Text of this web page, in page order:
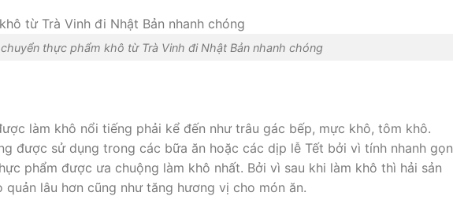
chuyển thực phẩm khô từ Trà Vinh đi Nhật Bản nhanh chóng
làm khô nổi tiếng phải kể đến như trâu gác bếp, mực khô, tôm khô.
được sử dụng trong các bữa ăn hoặc các dịp lễ Tết bởi vì tính nhanh gọn
phẩm được ưa chuộng làm khô nhất. Bởi vì sau khi làm khô thì hải sản
lâu hơn cũng như tăng hương vị cho món ăn.